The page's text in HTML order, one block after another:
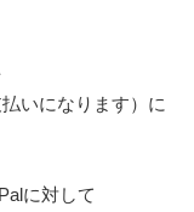
いになります）に
に対して